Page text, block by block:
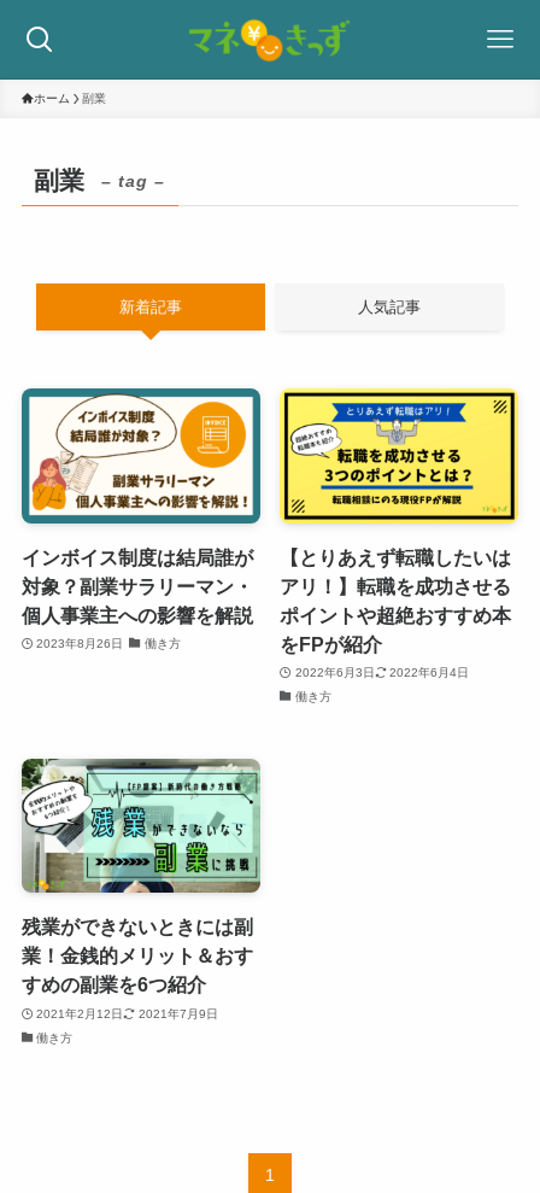
ホーム 副業
副業 – tag –
新着記事 人気記事
インボイス制度は結局誰が
対象？副業サラリーマン・
個人事業主への影響を解説
2023年8月26日 働き方
【とりあえず転職したいは
アリ！】転職を成功させる
ポイントや超絶おすすめ本
をFPが紹介
2022年6月3日
2022年6月4日
働き方
残業ができないときには副
業！金銭的メリット＆おす
すめの副業を6つ紹介
2021年2月12日
2021年7月9日
働き方
1